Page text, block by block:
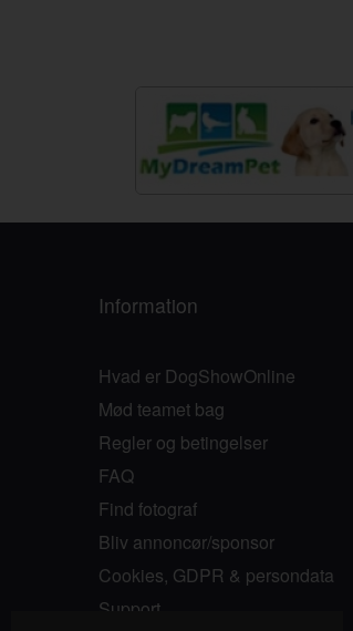
Information
Hvad er DogShowOnline
Mød teamet bag
Regler og betingelser
FAQ
Find fotograf
Bliv annoncør/sponsor
Cookies, GDPR & persondata
Support